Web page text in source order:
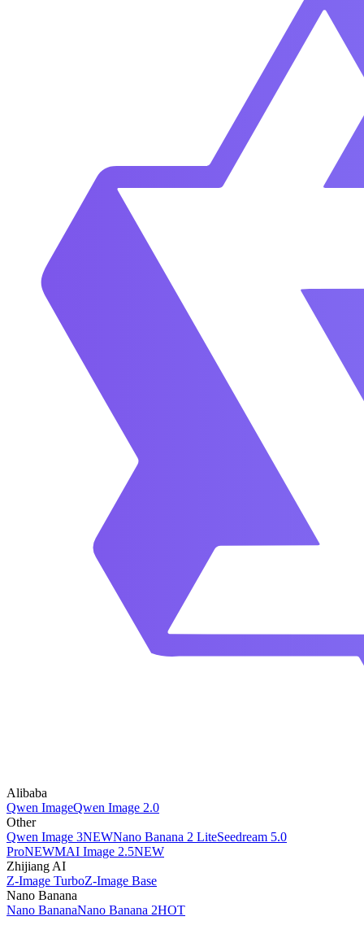
Alibaba
Qwen ImageQwen Image 2.0
Other
Qwen Image 3NEWNano Banana 2 LiteSeedream 5.0
ProNEWMAI Image 2.5NEW
Zhijiang AI
Z-Image TurboZ-Image Base
Nano Banana
Nano BananaNano Banana 2HOT